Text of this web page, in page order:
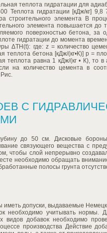
теплота гидратации для
Теплота гидратации [кДж/кг]
строительного элемента В
элемента повышается до
поверхностью бетона, за
гидратации до момента
ΔTH(t): где: z = количество
теплота бетона [кДж/(кг•К)] p =
теплота равна 1 кДж/(кг • К), то
на количество цемента в
C
до 50 см. Дисковые
связующего вещества с
чтобы слой непрерывно
необходимо обращать
полосы грунта
допуски, выдаваемые
необходимо учитывать нормы.
видов добавок необходимо
производства Действие